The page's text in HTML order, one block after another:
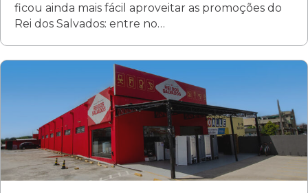
Fanny
Rua Albino Beatriz, 100 - Fanny, Curitiba –PR
Segunda a sábado: 09h00 às 19h00
Domingo: FECHADA
ÚLTIMOS DIAS DE LIQUIDAÇÃO!
(41) 3411-1754
(41) 99249-4620
ficou ainda mais fácil aproveitar as promoções do
Rei dos Salvados: entre no…